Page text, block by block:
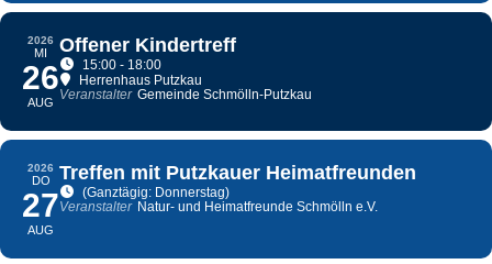
2026
MI
26
AUG
Offener Kindertreff
15:00 - 18:00
Herrenhaus Putzkau
Veranstalter Gemeinde Schmölln-Putzkau
2026
DO
27
AUG
Treffen mit Putzkauer Heimatfreunden
(Ganztägig: Donnerstag)
Veranstalter Natur- und Heimatfreunde Schmölln e.V.